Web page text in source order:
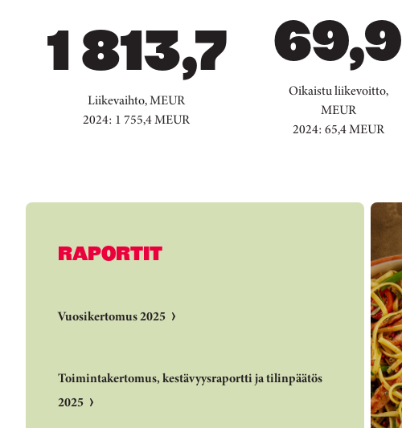
1 813,7
Liikevaihto, MEUR
2024: 1 755,4 MEUR
69,9
Oikaistu liikevoitto,
MEUR
2024: 65,4 MEUR
RAPORTIT
Vuosikertomus 2025
Toimintakertomus, kestävyysraportti ja tilinpäätös
2025